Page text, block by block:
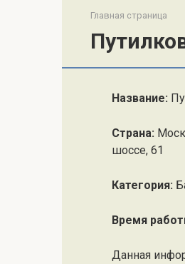
Главная страница
Название:
Страна:
шоссе, 61
Категория:
Время
Данная